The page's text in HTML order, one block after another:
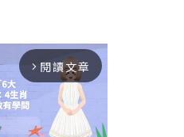
arrow_forward_ios 閱讀文章